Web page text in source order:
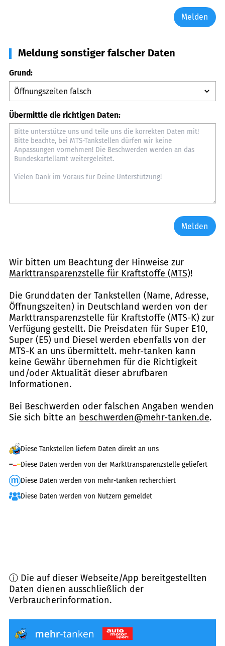
Melden
Meldung sonstiger falscher Daten
Grund:
Übermittle die richtigen Daten:
Melden
Wir bitten um Beachtung der Hinweise zur
Markttransparenzstelle für Kraftstoffe (MTS)!
Die Grunddaten der Tankstellen (Name, Adresse,
Öffnungszeiten) in Deutschland werden von der
Markttransparenzstelle für Kraftstoffe (MTS-K) zur
Verfügung gestellt. Die Preisdaten für Super E10,
Super (E5) und Diesel werden ebenfalls von der
MTS-K an uns übermittelt. mehr-tanken kann
keine Gewähr übernehmen für die Richtigkeit
und/oder Aktualität dieser abrufbaren
Informationen.
Bei Beschwerden oder falschen Angaben wenden
Sie sich bitte an beschwerden@mehr-tanken.de.
Diese Tankstellen liefern Daten direkt an uns
Diese Daten werden von der Markttransparenzstelle geliefert
Diese Daten werden von mehr-tanken recherchiert
Diese Daten werden von Nutzern gemeldet
ⓘ Die auf dieser Webseite/App bereitgestellten
Daten dienen ausschließlich der
Verbraucherinformation.